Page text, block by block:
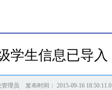
学生信息已导入
理员 发布时间： 2015-09-16 18:50:11.0